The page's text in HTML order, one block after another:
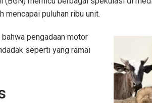
mencapai puluhan ribu unit.
pengadaan motor
seperti yang ramai